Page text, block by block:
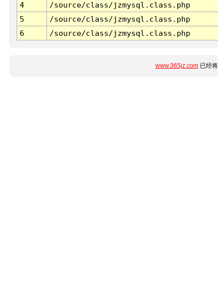
4
/source/class/jzmysql.class.php
5
/source/class/jzmysql.class.php
6
/source/class/jzmysql.class.php
www.365jz.com已经将